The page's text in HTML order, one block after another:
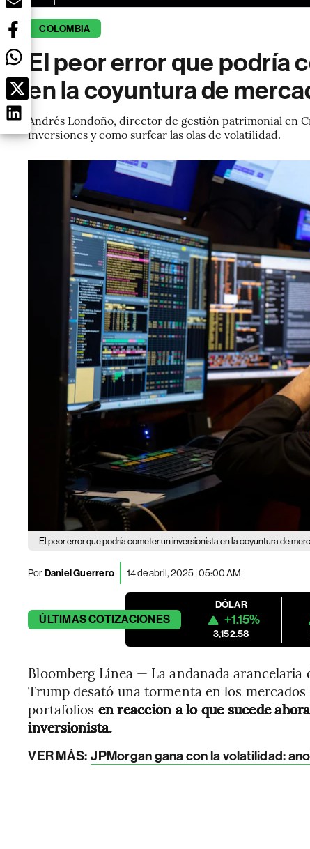
COLOMBIA
El peor error que podría
en la coyuntura de
Andrés Londoño, director de gestión patrimonial en
inversiones y como surfear las olas de volatilidad.
El peor error que podría cometer un inversionista en la coyuntura de
PorDaniel Guerrero 14 de abril, 2025 | 05:00 AM
ÚLTIMASCOTIZACIONES
DÓLAR
+1.15%
3,152.58
Bloomberg Línea — La andanada
Trump desató una tormenta en los
portafolios en reacción a lo que sucede
inversionista.
VER MÁS: JPMorgan gana con la volatilidad: